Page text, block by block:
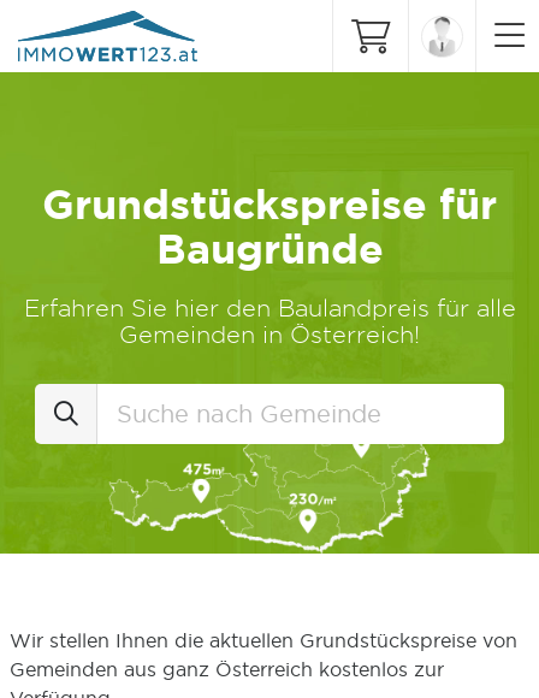
Grundstückspreise für
Baugründe
Erfahren Sie hier den Baulandpreis für alle
Gemeinden in Österreich!
Wir stellen Ihnen die aktuellen Grundstückspreise von
Gemeinden aus ganz Österreich kostenlos zur